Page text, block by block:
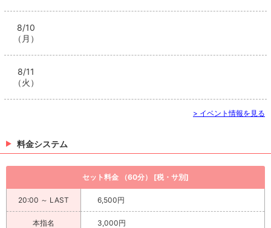
8/10
（月）
8/11
（火）
> イベント情報を見る
料金システム
セット料金 （60分） [税・サ別]
20:00 ～ LAST 6,500円
本指名 3,000円